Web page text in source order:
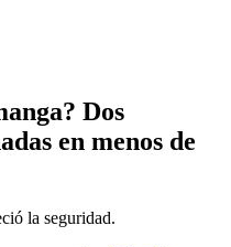
Dos
en menos de
la seguridad.